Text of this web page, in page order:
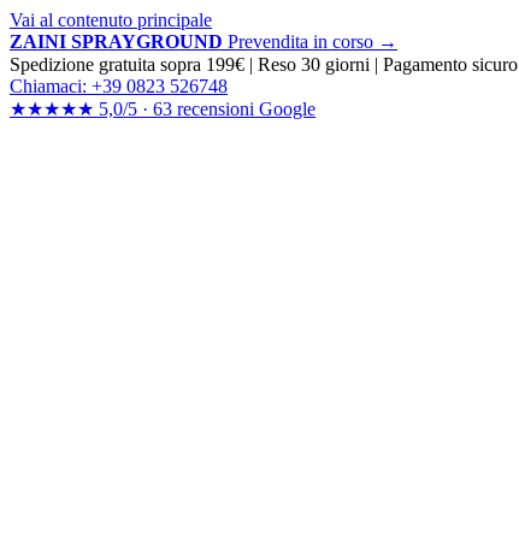
Vai al contenuto principale
ZAINI SPRAYGROUND Prevendita in corso →
Spedizione gratuita sopra 199€ | Reso 30 giorni | Pagamento sicuro
Chiamaci: +39 0823 526748
★★★★★ 5,0/5 · 63 recensioni Google